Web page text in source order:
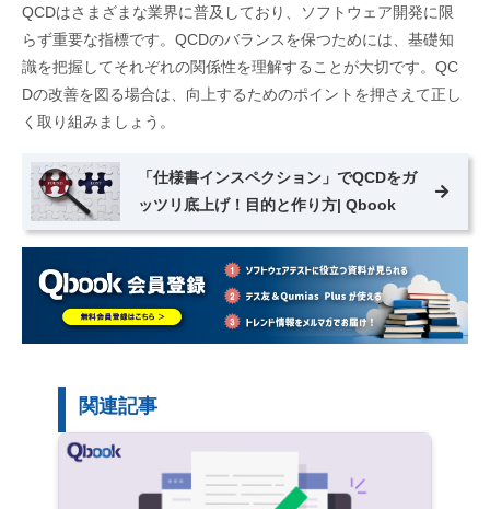
QCDはさまざまな業界に普及しており、ソフトウェア開発に限
らず重要な指標です。QCDのバランスを保つためには、基礎知
識を把握してそれぞれの関係性を理解することが大切です。QC
Dの改善を図る場合は、向上するためのポイントを押さえて正し
く取り組みましょう。
「仕様書インスペクション」でQCDをガ
ッツリ底上げ！目的と作り方| Qbook
関連記事